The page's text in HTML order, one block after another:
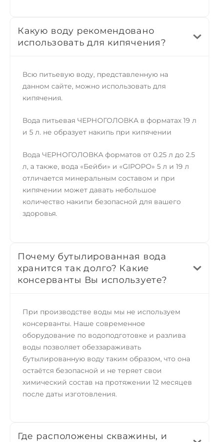
Какую воду рекомендовано
использовать для кипячения?
Всю питьевую воду, представленную на
данном сайте, можно использовать для
кипячения.
Вода питьевая ЧЕРНОГОЛОВКА в форматах 19 л
и 5 л. не образует накипь при кипячении
Вода ЧЕРНОГОЛОВКА форматов от 0.25 л до 2.5
л, а также, вода «Бейби» и «GIPOPO» 5 л и 19 л
отличается минеральным составом и при
кипячении может давать небольшое
количество накипи безопасной для вашего
здоровья.
Почему бутылированная вода
хранится так долго? Какие
консерванты Вы используете?
При производстве воды мы не используем
консерванты. Наше современное
оборудование по водоподготовке и разлива
воды позволяет обеззараживать
бутылированную воду таким образом, что она
остаётся безопасной и не теряет свои
химический состав на протяжении 12 месяцев
после даты изготовления.
Где расположены скважины, и